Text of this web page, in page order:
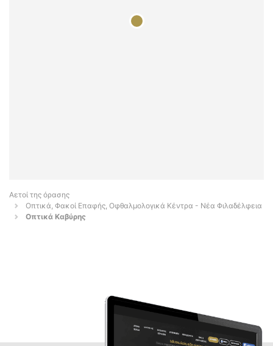
Αετοί της όρασης
Οπτικά, Φακοί Επαφής, Οφθαλμολογικά Κέντρα - Νέα Φιλαδέλφεια
Οπτικά Καβύρης